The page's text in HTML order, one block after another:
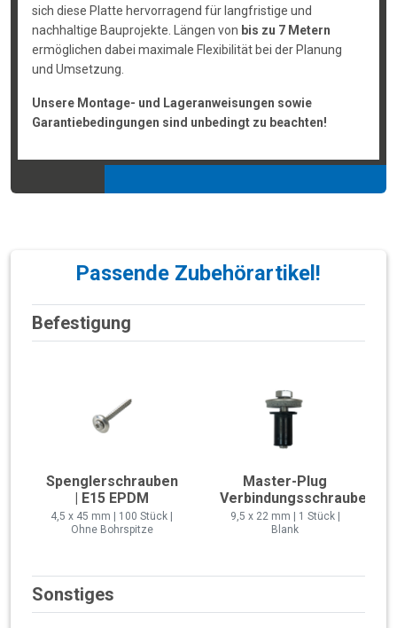
sich diese Platte hervorragend für langfristige und
nachhaltige Bauprojekte. Längen von bis zu 7 Metern
ermöglichen dabei maximale Flexibilität bei der Planung
und Umsetzung.
Unsere Montage- und Lageranweisungen sowie
Garantiebedingungen sind unbedingt zu beachten!
Passende Zubehörartikel!
Befestigung
Spenglerschrauben
| E15 EPDM
4,5 x 45 mm | 100 Stück |
Ohne Bohrspitze
Master-Plug
Verbindungsschraube
9,5 x 22 mm | 1 Stück |
Blank
Sonstiges